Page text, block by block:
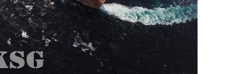
컨테이너 박스 유실사고 추이(2008~2025년)
국가별 상반기 선박 수주량 추이(2022~2026년)
국가별 월간 선박 수주량 추이(2026년 1~6월)